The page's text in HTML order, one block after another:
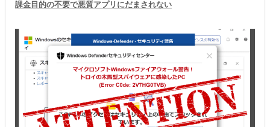
課金目的の不要で悪質アプリにだまされない